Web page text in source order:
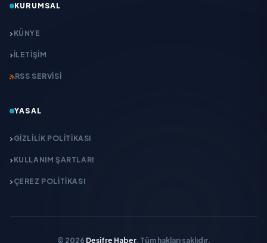
KURUMSAL
KÜNYE
İLETIŞIM
RSS SERVISI
YASAL
GIZLILIK POLITIKASI
KULLANIM ŞARTLARI
ÇEREZ POLITIKASI
© 2026 Deşifre Haber. Tüm hakları saklıdır.